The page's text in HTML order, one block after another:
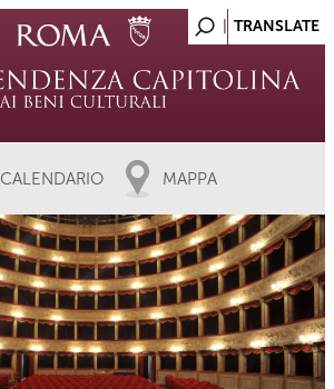
CALENDARIO MAPPA